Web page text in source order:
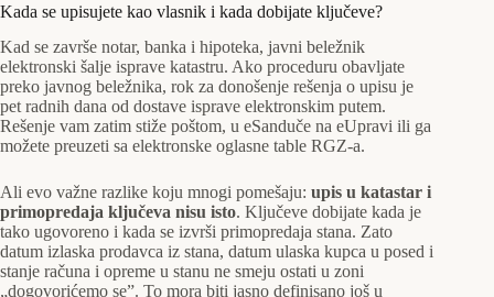
Kada se upisujete kao vlasnik i kada dobijate ključeve?
Kad se završe notar, banka i hipoteka, javni beležnik
elektronski šalje isprave katastru. Ako proceduru obavljate
preko javnog beležnika, rok za donošenje rešenja o upisu je
pet radnih dana od dostave isprave elektronskim putem.
Rešenje vam zatim stiže poštom, u eSanduče na eUpravi ili ga
možete preuzeti sa elektronske oglasne table RGZ-a.
Ali evo važne razlike koju mnogi pomešaju: upis u katastar i
primopredaja ključeva nisu isto. Ključeve dobijate kada je
tako ugovoreno i kada se izvrši primopredaja stana. Zato
datum izlaska prodavca iz stana, datum ulaska kupca u posed i
stanje računa i opreme u stanu ne smeju ostati u zoni
„dogovorićemo se”. To mora biti jasno definisano još u